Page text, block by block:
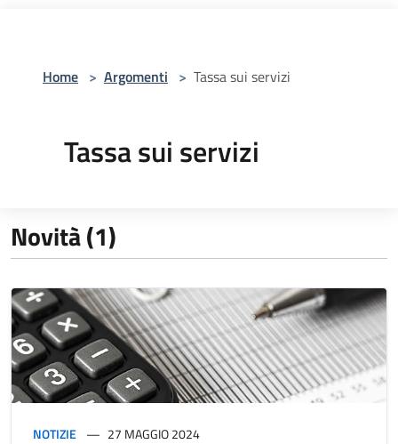
Home > Argomenti > Tassa sui servizi
Tassa sui servizi
Novità (1)
NOTIZIE 27 MAGGIO 2024